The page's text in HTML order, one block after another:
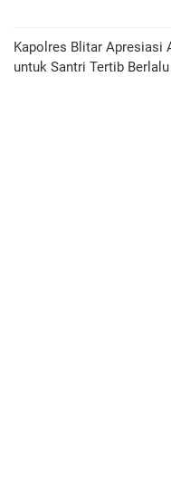
Kapolres Blitar Apresiasi
untuk Santri Tertib